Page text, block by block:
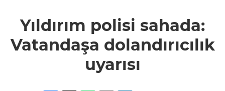
Vatandaşa
dolandırıcılık
uyarısı
Yıldırım polisi sahada:
Vatandaşa dolandırıcılık
uyarısı